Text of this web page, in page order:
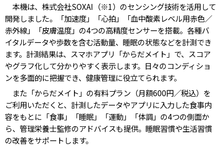
本機は、株式会社SOXAI（※1）のセンシング技術を活用して
開発しました。「加速度」「心拍」「血中酸素レベル用赤色／
赤外線」「皮膚温度」の4つの高精度センサーを搭載。各種バ
イタルデータや歩数を含む活動量、睡眠の状態などを計測でき
ます。計測結果は、スマホアプリ「からだメイト」で、スコア
やグラフ化して分かりやすく表示します。日々のコンディショ
ンを多面的に把握でき、健康管理に役立てられます。
また「からだメイト」の有料プラン（月額600円／税込）を
ご利用いただくと、計測したデータやアプリに入力した食事内
容をもとに「食事」「睡眠」「運動」「体調」の4つの側面か
ら、管理栄養士監修のアドバイスも提供。睡眠習慣や生活習慣
の改善をサポートします。